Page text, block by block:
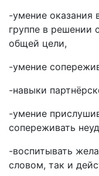
-умение
группе в решении
общей цели,
-умение
-навыки
-умение
сопереживать
-воспитывать
словом, так и